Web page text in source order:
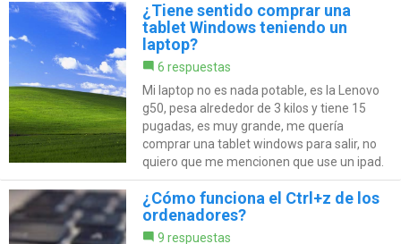
¿Tiene sentido comprar una
tablet Windows teniendo un
laptop?
6 respuestas
Mi laptop no es nada potable, es la Lenovo
g50, pesa alrededor de 3 kilos y tiene 15
pugadas, es muy grande, me quería
comprar una tablet windows para salir, no
quiero que me mencionen que use un ipad.
¿Cómo funciona el Ctrl+z de los
ordenadores?
9 respuestas